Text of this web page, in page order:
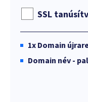
SSL
1x Domain
Domain név -